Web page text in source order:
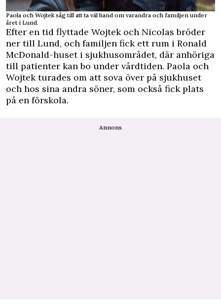
Paola och Wojtek såg till att ta väl hand om varandra och familjen under
året i Lund.
Efter en tid flyttade Wojtek och Nicolas bröder
ner till Lund, och familjen fick ett rum i Ronald
McDonald-huset i sjukhusområdet, där anhöriga
till patienter kan bo under vårdtiden. Paola och
Wojtek turades om att sova över på sjukhuset
och hos sina andra söner, som också fick plats
på en förskola.
Annons